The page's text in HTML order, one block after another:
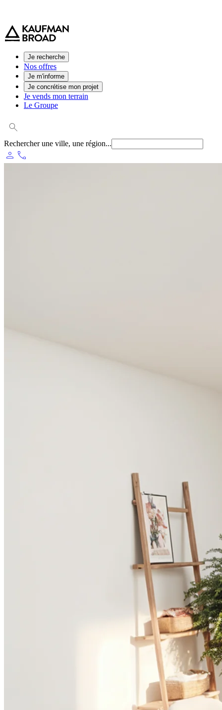
Je recherche
Nos offres
Je m'informe
Je concrétise mon projet
Je vends mon terrain
Le Groupe
Rechercher une ville, une région...
person phone